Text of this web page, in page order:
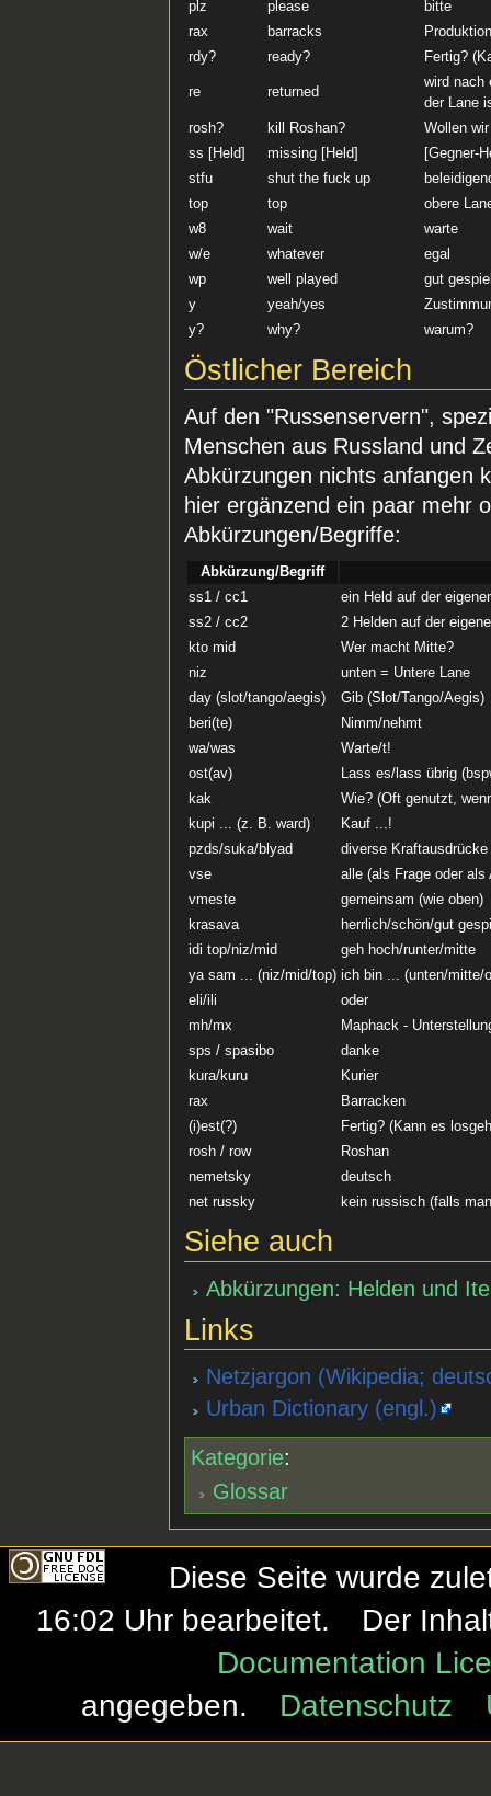
plz
please
bitte
rax
barracks
rdy?
ready? Fertig?
re returned
wird nach
der Lane
rosh?
kill Roshan?
Wollen
ss [Held]
missing [Held]
[Gegner-
stfu
shut the fuck up
top
top
obere
w8
wait
warte
w/e
whatever
egal
wp
well played
gut
y
yeah/yes
y?
why? warum?
Östlicher Bereich
Auf den "Russenservern",
Menschen aus Russland und
Abkürzungen nichts anfangen
hier ergänzend ein paar mehr
Abkürzungen/Begriffe:
Abkürzung/Begriff
ss1 / cc1
ein Held auf der
ss2 / cc2
2 Helden auf der
kto mid
Wer macht Mitte?
niz
unten = Untere Lane
day (slot/tango/aegis)
Gib (Slot/Tango/Aegis)
beri(te)
Nimm/nehmt
wa/was
Warte/t!
ost(av)
Lass es/lass übrig
kak
Wie? (Oft genutzt,
kupi ... (z. B. ward)
Kauf ...!
pzds/suka/blyad
diverse
vse
alle (als Frage oder als
vmeste
gemeinsam (wie oben)
krasava
herrlich/schön/gut
idi top/niz/mid
geh hoch/runter/mitte
ya sam ... (niz/mid/top) ich bin ... (unten/mitte/
eli/ili
oder
mh/mx
Maphack -
sps / spasibo
danke
kura/kuru
Kurier
rax
Barracken
(i)est(?)
Fertig? (Kann es
rosh / row
Roshan
nemetsky
deutsch
net russky
kein russisch (falls
Siehe auch
Abkürzungen: Helden und
Links
Netzjargon (Wikipedia;
Urban Dictionary (engl.)
Kategorie:
Glossar
Diese Seite wurde
16:02 Uhr bearbeitet.
Der
Documentation
angegeben.
Datenschutz